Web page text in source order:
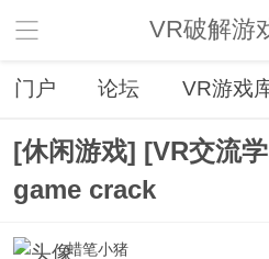
VR破解游
门户 论坛 VR游戏
[休闲游戏] [VR交流
game crack
蜡笔小猪